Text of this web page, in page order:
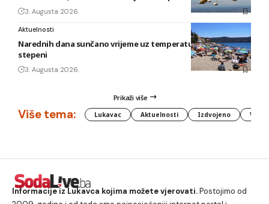
3. Augusta 2026.
Aktuelnosti
Narednih dana sunčano vrijeme uz temperature do 40
stepeni
3. Augusta 2026.
Prikaži više
Više tema: Lukavac Aktuelnosti Izdvojeno
Informacije iz Lukavca kojima možete vjerovati.Postojimo od